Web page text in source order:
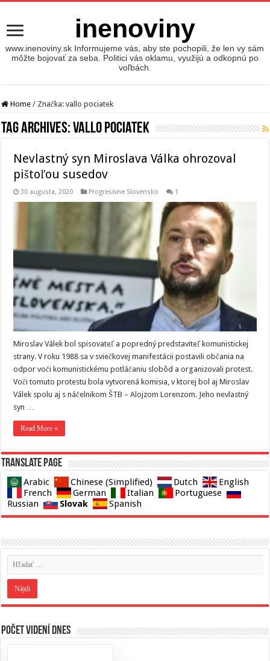
inenoviny
www.inenoviny.sk Informujeme vás, aby ste pochopili, že len vy sám
môžte bojovať za seba. Politici vás oklamu, využijú a odkopnú po
voľbách.
Home / Značka:vallo pociatek
Tag Archives:vallo pociatek
Nevlastný syn Miroslava Válka ohrozoval
pištoľou susedov
30 augusta, 2020 Progresívne Slovensko 1
Miroslav Válek bol spisovateľ a popredný predstaviteľ komunistickej
strany. V roku 1988 sa v sviečkovej manifestácii postavili občania na
odpor voči komunistickému potláčaniu slobôd a organizovali protest.
Voči tomuto protestu bola vytvorená komisia, v ktorej bol aj Miroslav
Válek spolu aj s náčelnikom ŠTB – Alojzom Lorenzom. Jeho nevlastný
syn …
Read More »
Translate page
Arabic Chinese (Simplified) Dutch
English
French
German Italian
Portuguese
Russian
Slovak Spanish
Počet videní dnes